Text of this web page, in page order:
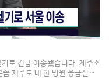
급 이송됐습니다. 제주소
제주도 내 한 병원 응급실에